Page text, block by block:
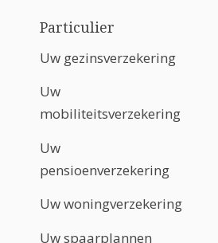
Particulier
Uw gezinsverzekering
Uw
mobiliteitsverzekering
Uw
pensioenverzekering
Uw woningverzekering
Uw spaarplannen